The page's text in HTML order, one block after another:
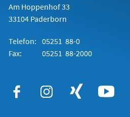
Am Hoppenhof 33
33104 Paderborn
Telefon: 05251 88-0
Fax:
05251 88-2000